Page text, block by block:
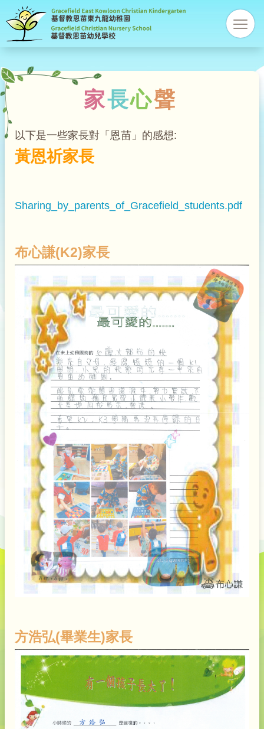
res
督
教
稚
家長心聲
以下是一些家長對「恩苗」的感想:
黃恩祈家長
Sharing_by_parents_of_Gracefield_students.pdf
布心謙(K2)家長
方浩弘(畢業生)家長